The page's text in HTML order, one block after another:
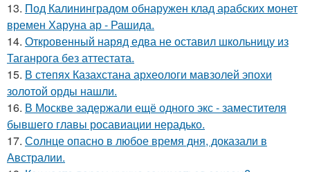
13. Под Калининградом обнаружен клад арабских монет
времен Харуна ар - Рашида.
14. Откровенный наряд едва не оставил школьницу из
Таганрога без аттестата.
15. В степях Казахстана археологи мавзолей эпохи
золотой орды нашли.
16. В Москве задержали ещё одного экс - заместителя
бывшего главы росавиации нерадько.
17. Солнце опасно в любое время дня, доказали в
Австралии.